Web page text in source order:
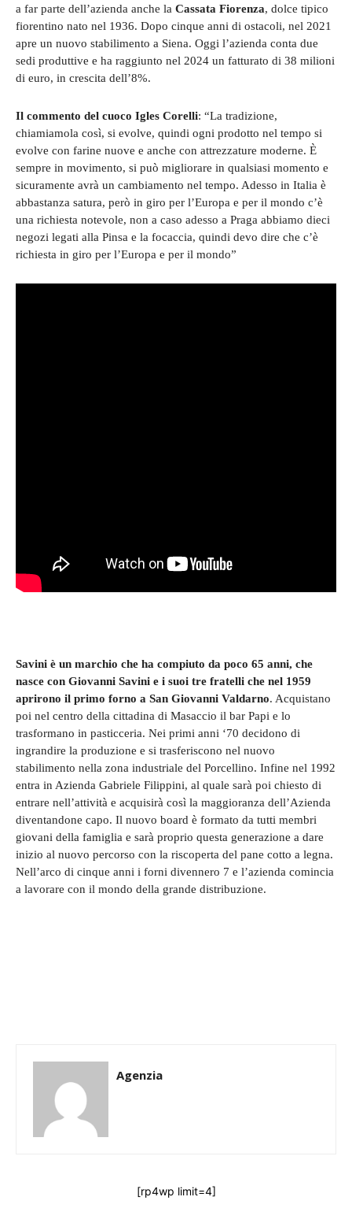
a far parte dell’azienda anche la Cassata Fiorenza, dolce tipico
fiorentino nato nel 1936. Dopo cinque anni di ostacoli, nel 2021
apre un nuovo stabilimento a Siena. Oggi l’azienda conta due
sedi produttive e ha raggiunto nel 2024 un fatturato di 38 milioni
di euro, in crescita dell’8%.
Il commento del cuoco Igles Corelli: “La tradizione,
chiamiamola così, si evolve, quindi ogni prodotto nel tempo si
evolve con farine nuove e anche con attrezzature moderne. È
sempre in movimento, si può migliorare in qualsiasi momento e
sicuramente avrà un cambiamento nel tempo. Adesso in Italia è
abbastanza satura, però in giro per l’Europa e per il mondo c’è
una richiesta notevole, non a caso adesso a Praga abbiamo dieci
negozi legati alla Pinsa e la focaccia, quindi devo dire che c’è
richiesta in giro per l’Europa e per il mondo”
Savini è un marchio che ha compiuto da poco 65 anni, che
nasce con Giovanni Savini e i suoi tre fratelli che nel 1959
aprirono il primo forno a San Giovanni Valdarno. Acquistano
poi nel centro della cittadina di Masaccio il bar Papi e lo
trasformano in pasticceria. Nei primi anni ‘70 decidono di
ingrandire la produzione e si trasferiscono nel nuovo
stabilimento nella zona industriale del Porcellino. Infine nel 1992
entra in Azienda Gabriele Filippini, al quale sarà poi chiesto di
entrare nell’attività e acquisirà così la maggioranza dell’Azienda
diventandone capo. Il nuovo board è formato da tutti membri
giovani della famiglia e sarà proprio questa generazione a dare
inizio al nuovo percorso con la riscoperta del pane cotto a legna.
Nell’arco di cinque anni i forni divennero 7 e l’azienda comincia
a lavorare con il mondo della grande distribuzione.
Agenzia
[rp4wp limit=4]